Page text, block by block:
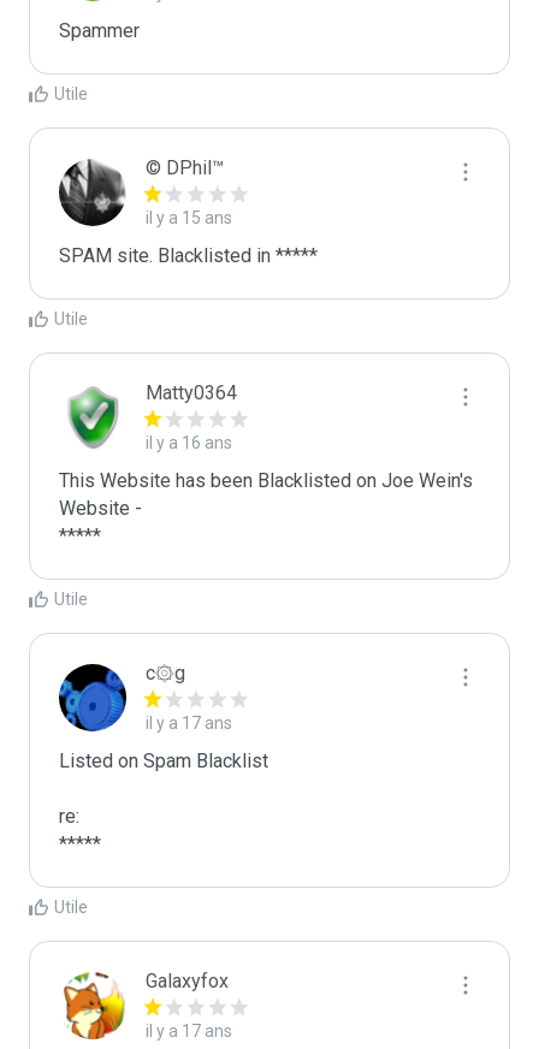
Spammer
Utile
© DPhil™
il y a 15 ans
SPAM site. Blacklisted in *****
Utile
Matty0364
il y a 16 ans
This Website has been Blacklisted on Joe Wein's
Website -
Utile
c۞g
il y a 17 ans
Listed on Spam Blacklist
re:
*****
Utile
Galaxyfox
il y a 17 ans